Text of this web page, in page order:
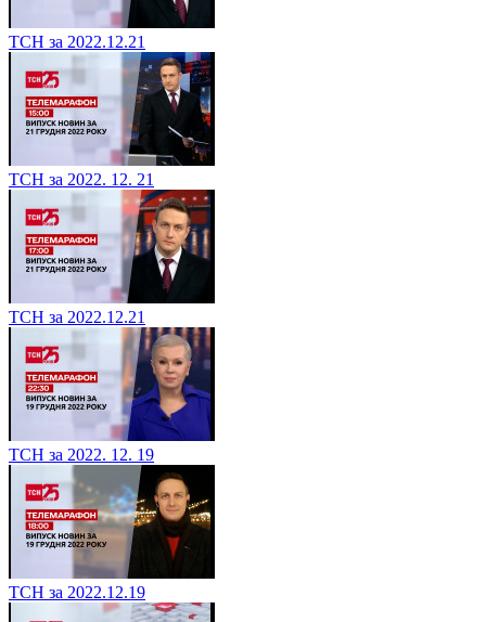
ТСН за 2022.12.21
ТСН за 2022. 12. 21
ТСН за 2022.12.21
ТСН за 2022. 12. 19
ТСН за 2022.12.19